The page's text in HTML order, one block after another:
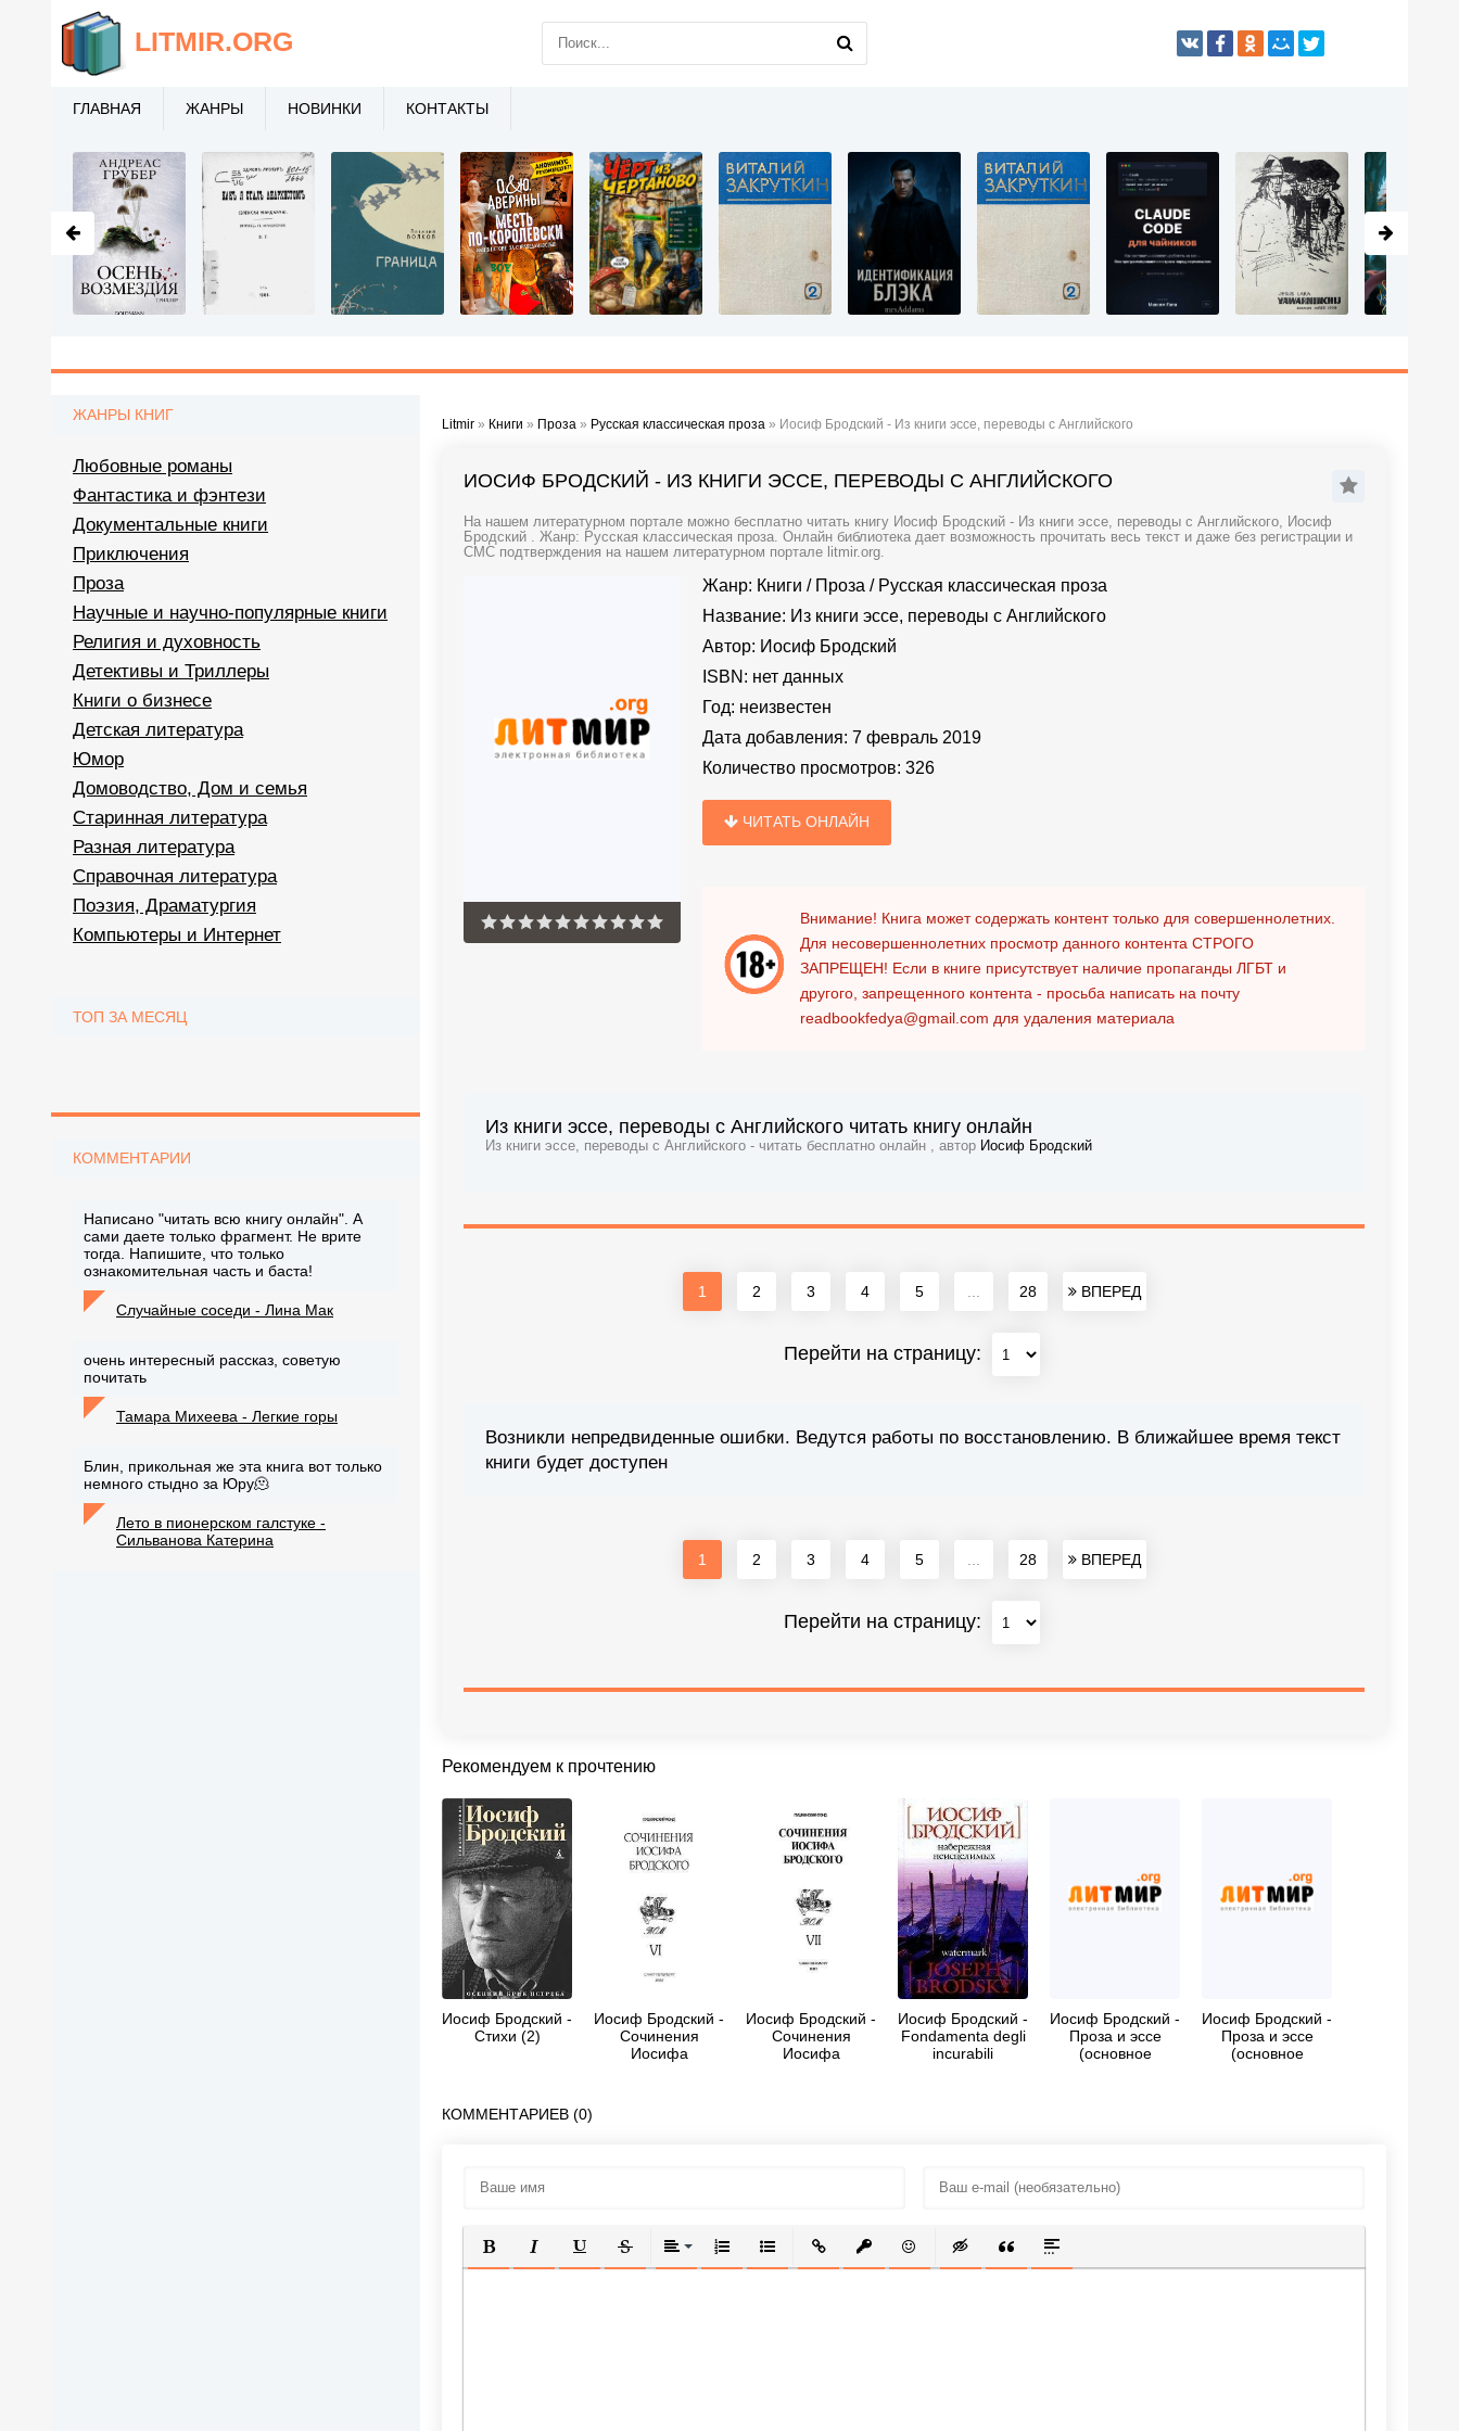
Litmir » Книги » Проза » Русская классическая проза » Иосиф Бродский - Из книги эссе, переводы с Английского
ИОСИФ БРОДСКИЙ - ИЗ КНИГИ ЭССЕ, ПЕРЕВОДЫ С АНГЛИЙСКОГО
На нашем литературном портале можно бесплатно читать книгу Иосиф Бродский - Из книги эссе, переводы с Английского, Иосиф
Бродский . Жанр: Русская классическая проза. Онлайн библиотека дает возможность прочитать весь текст и даже без регистрации и
СМС подтверждения на нашем литературном портале litmir.org.
Жанр: Книги / Проза / Русская классическая проза
Название: Из книги эссе, переводы с Английского
Автор: Иосиф Бродский
ISBN: нет данных
Год: неизвестен
Дата добавления: 7 февраль 2019
Количество просмотров: 326
ЧИТАТЬ ОНЛАЙН
Внимание! Книга может содержать контент только для совершеннолетних.
Для несовершеннолетних просмотр данного контента СТРОГО
ЗАПРЕЩЕН! Если в книге присутствует наличие пропаганды ЛГБТ и
другого, запрещенного контента - просьба написать на почту
readbookfedya@gmail.com для удаления материала
Из книги эссе, переводы с Английского читать книгу онлайн
Из книги эссе, переводы с Английского - читать бесплатно онлайн , автор Иосиф Бродский
1 2 3 4 5 28 ВПЕРЕД
Перейти на страницу:
Возникли непредвиденные ошибки. Ведутся работы по восстановлению. В ближайшее время текст
книги будет доступен
1 2 3 4 5 28 ВПЕРЕД
Перейти на страницу:
Рекомендуем к прочтению
Иосиф Бродский -
Стихи (2)
Иосиф Бродский -
Сочинения
Иосифа
Иосиф Бродский -
Сочинения
Иосифа
Иосиф Бродский -
Fondamenta degli
incurabili
Иосиф Бродский -
Проза и эссе
(основное
Иосиф Бродский -
Проза и эссе
(основное
КОММЕНТАРИЕВ (0)
ПОЛУЖИРНЫЙ
КУРСИВПОДЧЕРКНУТЫЙ
ЗАЧЕРКНУТЫЙВЫРАВНИВАНИЕ
НУМЕРОВАННЫЙ СПИСОК
МАРКИРОВАННЫЙ СПИСОК
ВСТАВИТЬ ССЫЛКУ
ВСТАВИТЬ ЗАЩИЩЕННУЮ ССЫЛКУ
ВСТАВИТЬ СМАЙЛИК
ВСТАВКА СКРЫТОГО ТЕКСТА
ВСТАВКА ЦИТАТЫ
ВСТАВКА СПОЙЛЕРА
ЖАНРЫ КНИГ
Любовные романы
Фантастика и фэнтези
Документальные книги
Приключения
Проза
Научные и научно-популярные книги
Религия и духовность
Детективы и Триллеры
Книги о бизнесе
Детская литература
Юмор
Домоводство, Дом и семья
Старинная литература
Разная литература
Справочная литература
Поэзия, Драматургия
Компьютеры и Интернет
ТОП ЗА МЕСЯЦ
КОММЕНТАРИИ
Написано "читать всю книгу онлайн". А
сами даете только фрагмент. Не врите
тогда. Напишите, что только
ознакомительная часть и баста!
Случайные соседи - Лина Мак
очень интересный рассказ, советую
почитать
Тамара Михеева - Легкие горы
Блин, прикольная же эта книга вот только
немного стыдно за Юру🫠
Лето в пионерском галстуке -
Сильванова Катерина
LITMIR.ORG
ГЛАВНАЯ ЖАНРЫ НОВИНКИ КОНТАКТЫ